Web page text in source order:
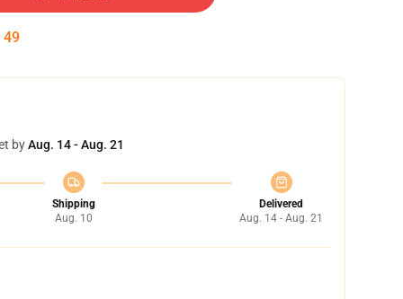
48
byAug. 14 - Aug. 21
Shipping
Aug. 10
Delivered
Aug. 14 - Aug. 21